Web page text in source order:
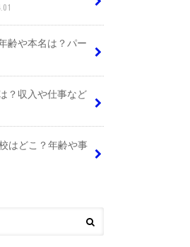
齢や本名は？パー
？収入や仕事など
はどこ？年齢や事